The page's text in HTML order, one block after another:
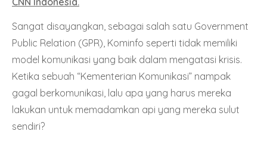
Sangat disayangkan, sebagai salah satu Government
Public Relation (GPR), Kominfo seperti tidak memiliki
model komunikasi yang baik dalam mengatasi krisis.
Ketika sebuah “Kementerian Komunikasi” nampak
gagal berkomunikasi, lalu apa yang harus mereka
lakukan untuk memadamkan api yang mereka sulut
sendiri?